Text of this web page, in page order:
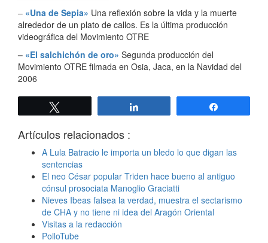
– «Una de Sepia» Una reflexión sobre la vida y la muerte
alrededor de un plato de callos. Es la última producción
videográfica del Movimiento OTRE
– «El salchichón de oro» Segunda producción del
Movimiento OTRE filmada en Osia, Jaca, en la Navidad del
2006
Artículos relacionados :
A Lula Batracio le importa un bledo lo que digan las
sentencias
El neo César popular Triden hace bueno al antiguo
cónsul prosociata Manoglio Graciatti
Nieves Ibeas falsea la verdad, muestra el sectarismo
de CHA y no tiene ni idea del Aragón Oriental
Visitas a la redacción
PolloTube